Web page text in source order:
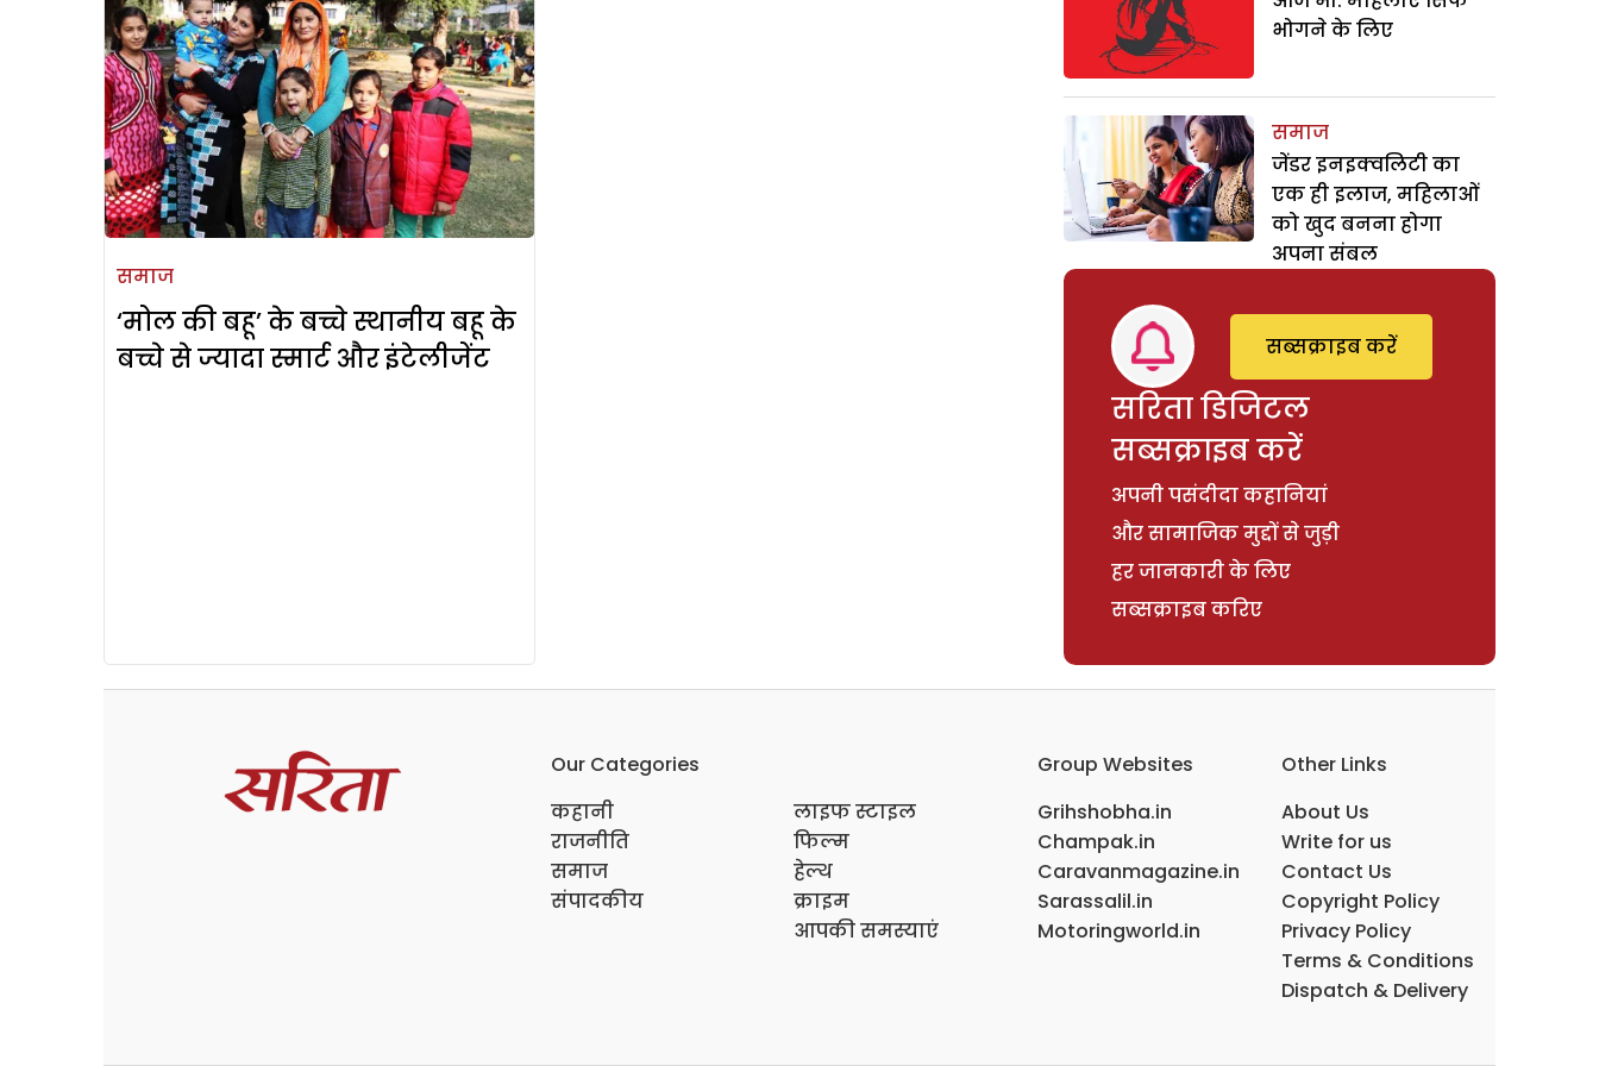
समाज
‘मोल की बहू’ के बच्चे स्थानीय बहू के
बच्चे से ज्यादा स्मार्ट और इंटेलीजेंट
भोगने के लिए
समाज
जेंडर इनइक्वलिटी का
एक ही इलाज, महिलाओं
को खुद बनना होगा
अपना संबल
सरिता डिजिटल
सब्सक्राइब करें
अपनी पसंदीदा कहानियां
और सामाजिक मुद्दों से जुड़ी
हर जानकारी के लिए
सब्सक्राइब करिए
सब्सक्राइब करें
Our Categories
कहानी
राजनीति
समाज
संपादकीय
लाइफ स्टाइल
फिल्म
हेल्थ
क्राइम
आपकी समस्याएं
Group Websites
Grihshobha.in
Champak.in
Caravanmagazine.in
Sarassalil.in
Motoringworld.in
Other Links
About Us
Write for us
Contact Us
Copyright Policy
Privacy Policy
Terms & Conditions
Dispatch & Delivery